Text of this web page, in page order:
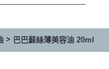
> 巴巴蘇絲薄美容油 20ml